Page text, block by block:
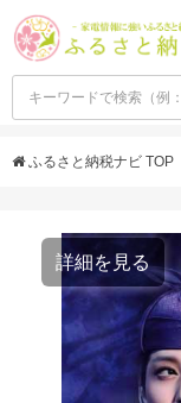
ふるさと納税ナビ TOP
詳細を見る